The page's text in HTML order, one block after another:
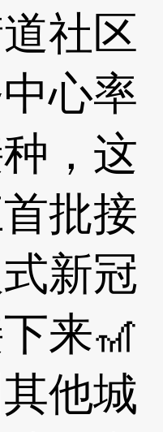
社区
心率
，这
批接
新冠
来🎢
他城